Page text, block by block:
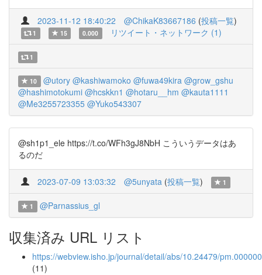
2023-11-12 18:40:22 @ChikaK83667186 (投稿一覧)
1 15 0.000 リツイート・ネットワーク (1)
1
10 @utory @kashiwamoko @fuwa49kira @grow_gshu
@hashimotokumi @hcskkn1 @hotaru__hm @kauta1111
@Me3255723355 @Yuko543307
@sh1p1_ele https://t.co/WFh3gJ8NbH こういうデータはあ
るのだ
2023-07-09 13:03:32 @5unyata (投稿一覧) 1
1 @Parnassius_gl
収集済み URL リスト
https://webview.isho.jp/journal/detail/abs/10.24479/
(11)